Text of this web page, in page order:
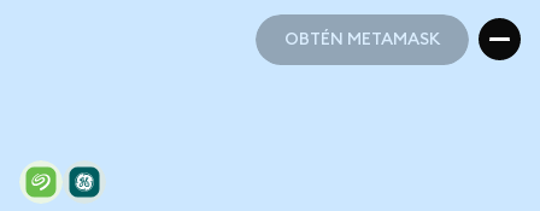
OBTÉN METAMASK